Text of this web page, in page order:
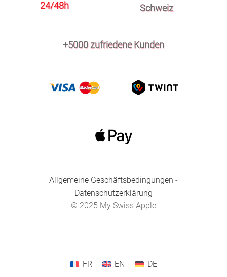
24/48h
Schweiz
+5000 zufriedene Kunden
Allgemeine Geschäftsbedingungen -
Datenschutzerklärung
© 2025 My Swiss Apple
FR EN DE